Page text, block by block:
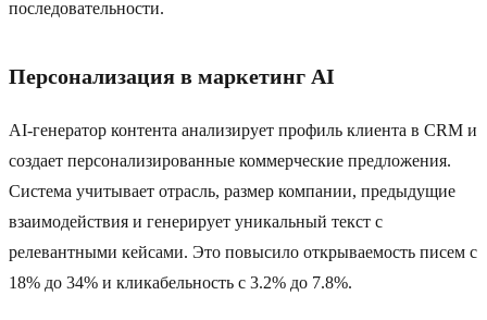
последовательности.
Персонализация в маркетинг AI
AI-генератор контента анализирует профиль клиента в CRM и
создает персонализированные коммерческие предложения.
Система учитывает отрасль, размер компании, предыдущие
взаимодействия и генерирует уникальный текст с
релевантными кейсами. Это повысило открываемость писем с
18% до 34% и кликабельность с 3.2% до 7.8%.